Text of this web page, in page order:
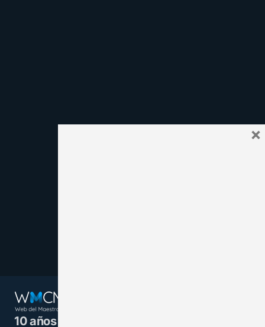
10 años juntos y más unidos.
×